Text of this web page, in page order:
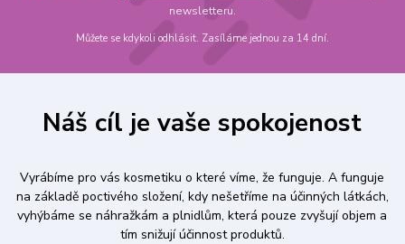
newsletteru.
Můžete se kdykoli odhlásit. Zasíláme jednou za 14 dní.
Náš cíl je vaše spokojenost
Vyrábíme pro vás kosmetiku o které víme, že funguje. A funguje
na základě poctivého složení, kdy nešetříme na účinných látkách,
vyhýbáme se náhražkám a plnidlům, která pouze zvyšují objem a
tím snižují účinnost produktů.